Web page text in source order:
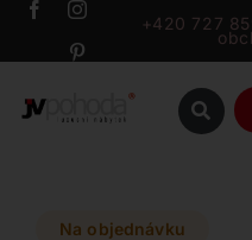
Přeskočit
+420 727
Na objednávku